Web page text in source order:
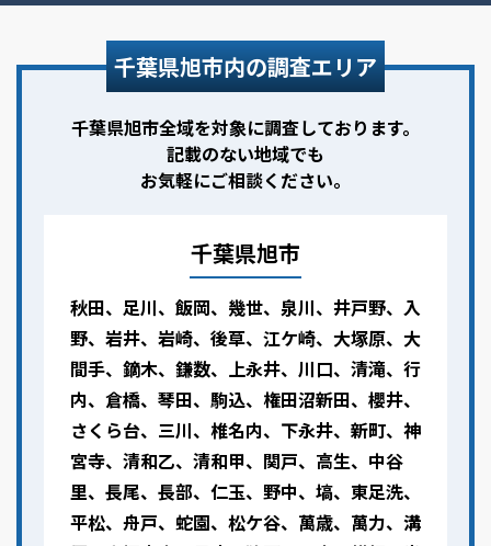
千葉県旭市内の調査エリア
千葉県旭市全域を対象に調査しております。
記載のない地域でも
お気軽にご相談ください。
千葉県旭市
秋田、足川、飯岡、幾世、泉川、井戸野、入
野、岩井、岩崎、後草、江ケ崎、大塚原、大
間手、鏑木、鎌数、上永井、川口、清滝、行
内、倉橋、琴田、駒込、権田沼新田、櫻井、
さくら台、三川、椎名内、下永井、新町、神
宮寺、清和乙、清和甲、関戸、高生、中谷
里、長尾、長部、仁玉、野中、塙、東足洗、
平松、舟戸、蛇園、松ケ谷、萬歳、萬力、溝